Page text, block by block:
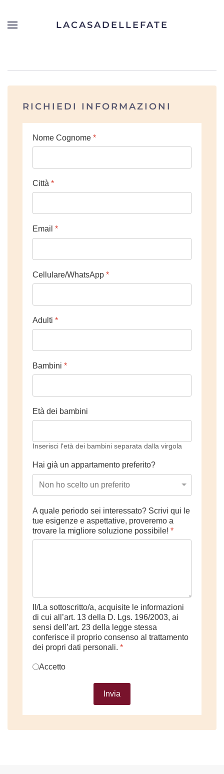
Skip to main content
LACASADELLEFATE
RICHIEDI INFORMAZIONI
Nome Cognome *
Città *
Email *
Cellulare/WhatsApp *
Adulti *
Bambini *
Età dei bambini
Inserisci l'età dei bambini separata dalla virgola
Hai già un appartamento preferito?
A quale periodo sei interessato? Scrivi qui le
tue esigenze e aspettative, proveremo a
trovare la migliore soluzione possibile! *
Il/La sottoscritto/a, acquisite le informazioni
di cui all’art. 13 della D. Lgs. 196/2003, ai
sensi dell’art. 23 della legge stessa
conferisce il proprio consenso al trattamento
dei propri dati personali. *
Accetto
Invia